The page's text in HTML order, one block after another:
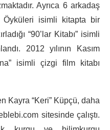
Ayrıca 6 arkadaş
Öyküleri isimli kitapta bir
“90’lar Kitabı” isimli
2012 yılının Kasım
isimli çizgi film kitabı
Kayra “Keri” Küpçü, daha
sitesinde çalıştı.